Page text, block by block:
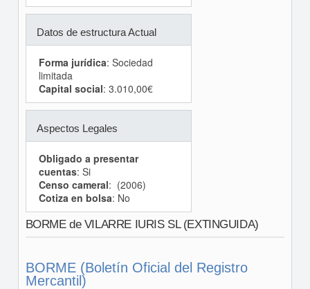
Datos de estructura Actual
Forma jurídica: Sociedad
limitada
Capital social: 3.010,00€
Aspectos Legales
Obligado a presentar
cuentas: Si
Censo cameral: (2006)
Cotiza en bolsa: No
BORME de VILARRE IURIS SL (EXTINGUIDA)
BORME (Boletín Oficial del Registro
Mercantil)